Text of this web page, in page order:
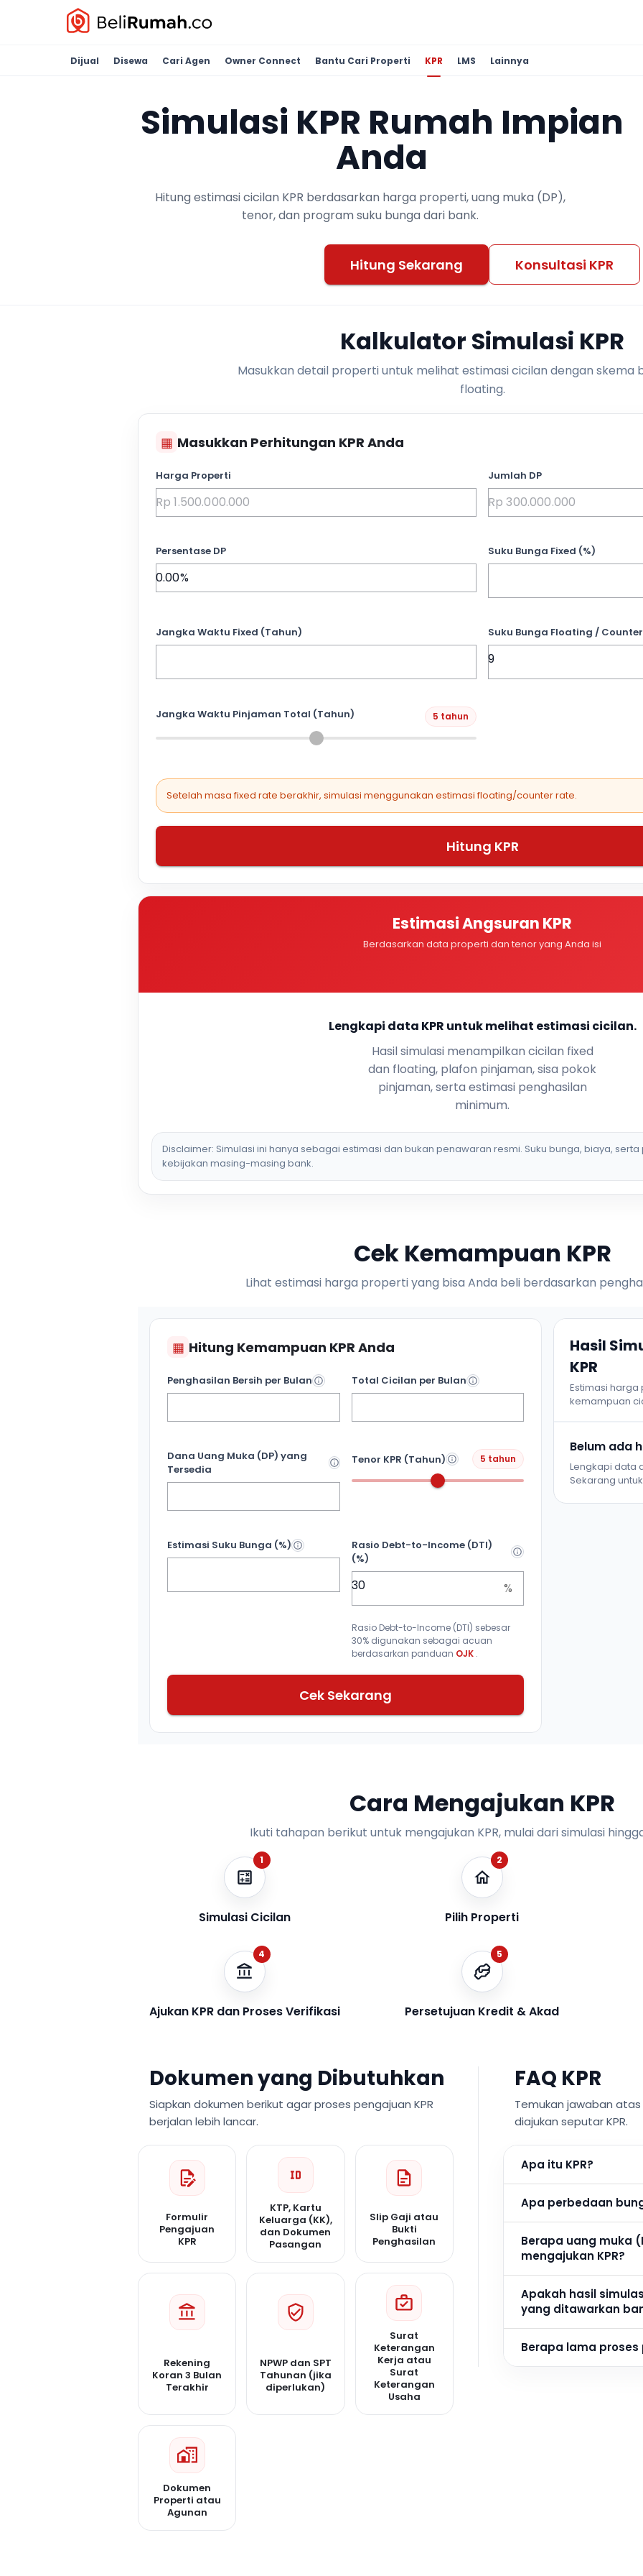
Dijual Disewa Cari Agen Owner Connect Bantu Cari Properti KPR LMS Lainnya
Simulasi KPR Rumah Impian
Anda
Hitung estimasi cicilan KPR berdasarkan harga properti, uang muka (DP),
tenor, dan program suku bunga dari bank.
Hitung Sekarang Konsultasi KPR
Kalkulator Simulasi KPR
Masukkan detail properti untuk melihat estimasi cicilan dengan skema
floating.
▦ Masukkan Perhitungan KPR Anda
Harga Properti Jumlah DP
Persentase DP Suku Bunga Fixed (%)
Jangka Waktu Fixed (Tahun) Suku Bunga Floating /
Jangka Waktu Pinjaman Total (Tahun) 5 tahun
Setelah masa fixed rate berakhir, simulasi menggunakan estimasi floating/counter rate.
Hitung KPR
Estimasi Angsuran KPR
Berdasarkan data properti dan tenor yang Anda isi
Lengkapi data KPR untuk melihat estimasi cicilan.
Hasil simulasi menampilkan cicilan fixed
dan floating, plafon pinjaman, sisa pokok
pinjaman, serta estimasi penghasilan
minimum.
Disclaimer: Simulasi ini hanya sebagai estimasi dan bukan penawaran resmi. Suku bunga, biaya,
kebijakan masing-masing bank.
Cek Kemampuan KPR
Lihat estimasi harga properti yang bisa Anda beli berdasarkan
▦ Hitung Kemampuan KPR Anda
Penghasilan Bersih per Bulan Total Cicilan per Bulan
Dana Uang Muka (DP) yang
Tersedia
Tenor KPR (Tahun) 5 tahun
Estimasi Suku Bunga (%)
Rasio Debt-to-Income (DTI)
(%)
%
Rasio Debt-to-Income (DTI) sebesar
30% digunakan sebagai acuan
berdasarkan panduan OJK .
Cek Sekarang
Hasil
KPR
Estimasi
kemampuan
Belum ada
Lengkapi data
Sekarang
Cara Mengajukan KPR
Ikuti tahapan berikut untuk mengajukan KPR, mulai dari simulasi
1
Simulasi Cicilan
2
Pilih Properti
4
Ajukan KPR dan Proses Verifikasi
5
Persetujuan Kredit & Akad
Dokumen yang Dibutuhkan
Siapkan dokumen berikut agar proses pengajuan KPR
berjalan lebih lancar.
Formulir
Pengajuan
KPR
KTP, Kartu
Keluarga (KK),
dan Dokumen
Pasangan
Slip Gaji atau
Bukti
Penghasilan
Rekening
Koran 3 Bulan
Terakhir
NPWP dan SPT
Tahunan (jika
diperlukan)
Surat
Keterangan
Kerja atau
Surat
Keterangan
Usaha
Dokumen
Properti atau
Agunan
FAQ KPR
Temukan jawaban
diajukan seputar KPR.
Apa itu KPR?
Apa perbedaan
Berapa uang muka
mengajukan KPR?
Apakah hasil
yang ditawarkan
Berapa lama proses